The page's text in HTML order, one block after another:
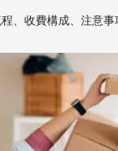
、收費構成、注意